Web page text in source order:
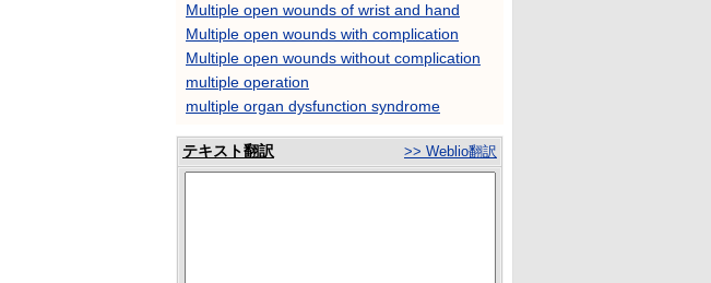
Multiple open wounds of wrist and hand
Multiple open wounds with complication
Multiple open wounds without complication
multiple operation
multiple organ dysfunction syndrome
テキスト翻訳 >> Weblio翻訳